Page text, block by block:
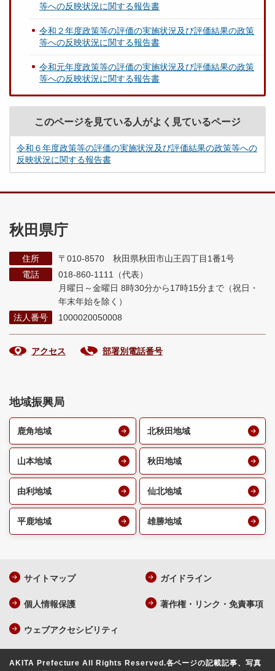
等への反映状況に関する報告書
令和２年度政策等の評価の実施状況及び評価結果の政策
等への反映状況に関する報告書
令和元年度政策等の評価の実施状況及び評価結果の政策
等への反映状況に関する報告書
このページを見ている人がよく見ているページ
令和６年度政策等の評価の実施状況及び評価結果の政策等への
反映状況に関する報告書
秋田県庁
住所
〒010-8570 秋田県秋田市山王四丁目1番1号
電話
018-860-1111（代表）
月曜日～金曜日 8時30分から17時15分まで （祝日・
年末年始を除く）
法人番号
1000020050008
アクセス 部署別電話番号
地域振興局
鹿角地域 北秋田地域
山本地域 秋田地域
由利地域 仙北地域
平鹿地域 雄勝地域
サイトマップ ガイドライン
個人情報保護 著作権・リンク・免責事項
ウェブアクセシビリティ
AKITA Prefecture All Rights Reserved.各ページの記載記事、写真